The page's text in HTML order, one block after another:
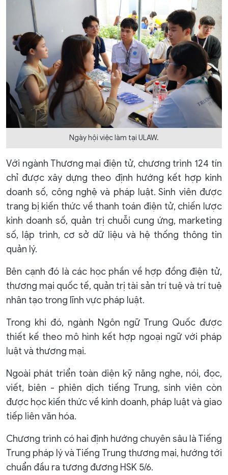
Ngày hội việc làm tại ULAW.
Với ngành Thương mại điện tử, chương trình 124 tín
chỉ được xây dựng theo định hướng kết hợp kinh
doanh số, công nghệ và pháp luật. Sinh viên được
trang bị kiến thức về thanh toán điện tử, chiến lược
kinh doanh số, quản trị chuỗi cung ứng, marketing
số, lập trình, cơ sở dữ liệu và hệ thống thông tin
quản lý.
Bên cạnh đó là các học phần về hợp đồng điện tử,
thương mại quốc tế, quản trị tài sản trí tuệ và trí tuệ
nhân tạo trong lĩnh vực pháp luật.
Trong khi đó, ngành Ngôn ngữ Trung Quốc được
thiết kế theo mô hình kết hợp ngoại ngữ với pháp
luật và thương mại.
Ngoài phát triển toàn diện kỹ năng nghe, nói, đọc,
viết, biên - phiên dịch tiếng Trung, sinh viên còn
được học kiến thức về kinh doanh, pháp luật và giao
tiếp liên văn hóa.
Chương trình có hai định hướng chuyên sâu là Tiếng
Trung pháp lý và Tiếng Trung thương mại, hướng tới
chuẩn đầu ra tương đương HSK 5/6.